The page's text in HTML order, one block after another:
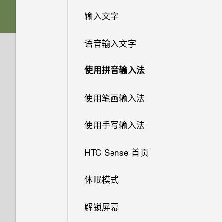
Android 6.0 Marshmallow
真正个性十足
软件和应用程序更新
nano UIM/SIM 卡
存储卡
为电池充电
打开或关闭电源
选择使用哪一张 nano UIM/SIM
UIM/SIM 卡
输入文字
语音输入文字
使用拼音输入法
使用笔画输入法
使用手写输入法
HTC Sense 首页
休眠模式
解锁屏幕